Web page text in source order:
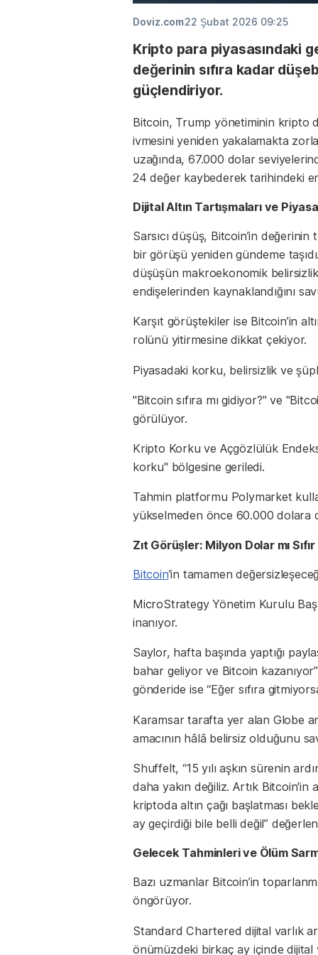
Doviz.com22 Şubat 2026 09:25
Kripto para piyasasındaki
değerinin sıfıra kadar
güçlendiriyor.
Bitcoin, Trump yönetiminin kripto
ivmesini yeniden yakalamakta
uzağında, 67.000 dolar
24 değer kaybederek tarihindeki en
Dijital Altın Tartışmaları ve Piyasa
Sarsıcı düşüş, Bitcoin’in
bir görüşü yeniden gündeme
düşüşün makroekonomik
endişelerinden kaynaklandığını
Karşıt görüştekiler ise Bitcoin’in
rolünü yitirmesine dikkat çekiyor.
Piyasadaki korku, belirsizlik ve
"Bitcoin sıfıra mı gidiyor?" ve
görülüyor.
Kripto Korku ve Açgözlülük
korku" bölgesine geriledi.
Tahmin platformu Polymarket
yükselmeden önce 60.000 dolara
Zıt Görüşler: Milyon Dolar mı Sıfır
Bitcoin’in tamamen
MicroStrategy Yönetim Kurulu
inanıyor.
Saylor, hafta başında yaptığı
bahar geliyor ve Bitcoin
gönderide ise “Eğer sıfıra
Karamsar tarafta yer alan Globe
amacının hâlâ belirsiz olduğunu
Shuffelt, “15 yılı aşkın sürenin
daha yakın değiliz. Artık
kriptoda altın çağı başlatması
ay geçirdiği bile belli değil”
Gelecek Tahminleri ve Ölüm
Bazı uzmanlar Bitcoin’in
öngörüyor.
Standard Chartered dijital varlık
önümüzdeki birkaç ay içinde dijital